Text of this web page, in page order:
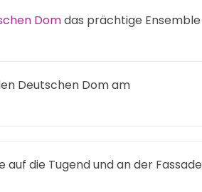
Domdas prächtige Ensemble
Deutschen Dom am
die Tugend und an der Fassade